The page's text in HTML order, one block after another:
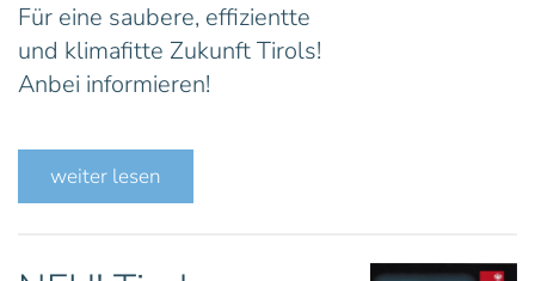
Für eine saubere, effizientte
und klimafitte Zukunft Tirols!
Anbei informieren!
weiter lesen